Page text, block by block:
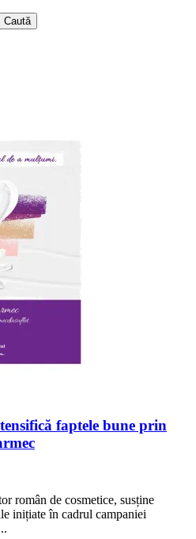
faptele bune prin
român de cosmetice, susține
inițiate în cadrul campaniei